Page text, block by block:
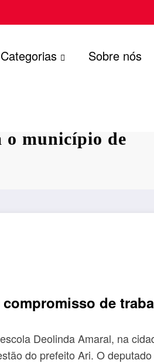
Categorias Sobre nós
o município de
de
Deolinda Amaral, na
do prefeito Ari. O